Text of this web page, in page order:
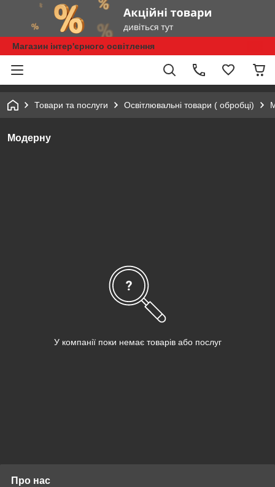
Магазин інтер'єрного освітлення
Товари та послуги Освітлювальні товари ( обробці)
Модерну
У компанії поки немає товарів або послуг
Про нас